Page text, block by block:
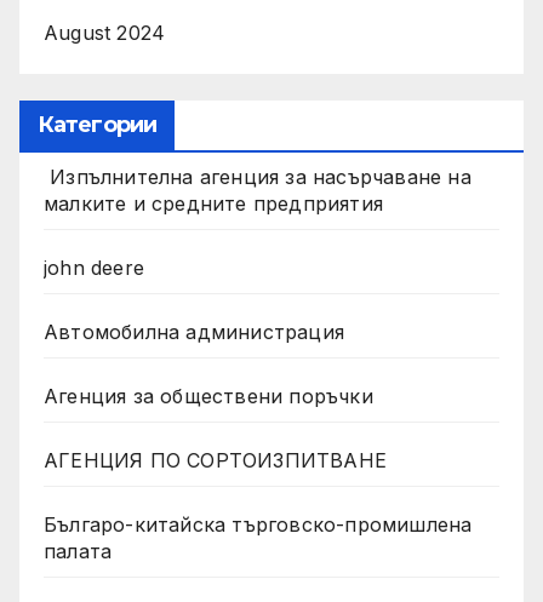
August 2024
Категории
Изпълнителна агенция за насърчаване на
малките и средните предприятия
john deere
Автомобилна администрация
Агенция за обществени поръчки
АГЕНЦИЯ ПО СОРТОИЗПИТВАНЕ
Българо-китайска търговско-промишлена
палата